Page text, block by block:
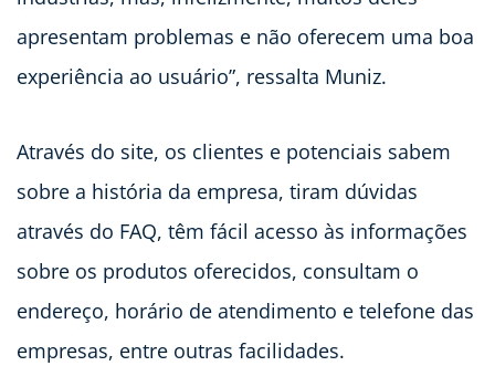
apresentam problemas e não oferecem uma boa
experiência ao usuário”, ressalta Muniz.
Através do site, os clientes e potenciais sabem
sobre a história da empresa, tiram dúvidas
através do FAQ, têm fácil acesso às informações
sobre os produtos oferecidos, consultam o
endereço, horário de atendimento e telefone das
empresas, entre outras facilidades.